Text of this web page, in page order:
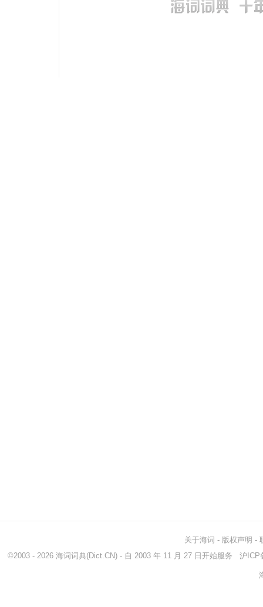
关于海词 - 版权声明 -
©2003 - 2026 海词词典(Dict.CN) - 自 2003 年 11 月 27 日开始服务 沪ICP